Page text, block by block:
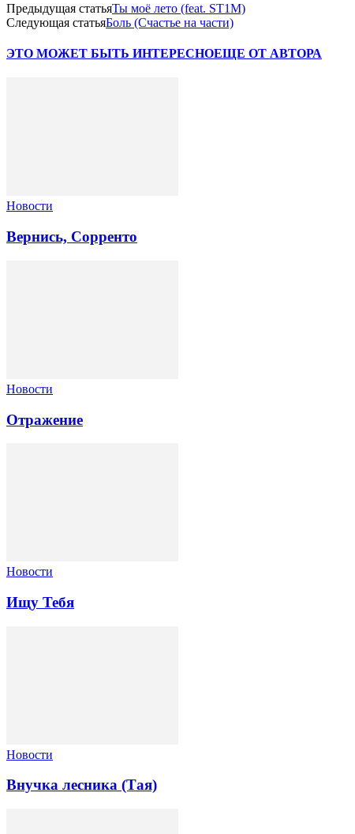
Предыдущая статьяТы моё лето (feat. ST1M)
Следующая статьяБоль (Счастье на части)
ЭТО МОЖЕТ БЫТЬ ИНТЕРЕСНОЕЩЕ ОТ АВТОРА
Новости
Вернись, Сорренто
Новости
Отражение
Новости
Ищу Тебя
Новости
Внучка лесника (Тая)